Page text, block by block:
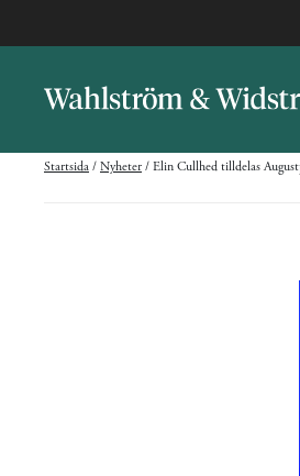
Startsida / Nyheter / Elin Cullhed tilldelas